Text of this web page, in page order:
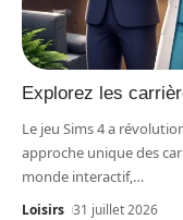
Explorez les
Le jeu Sims 4 a
approche unique des
monde interactif,…
Loisirs 31 juillet 2026